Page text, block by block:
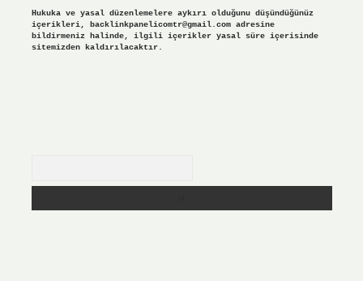
Hukuka ve yasal düzenlemelere aykırı olduğunu düşündüğünüz
içerikleri, backlinkpanelicomtr@gmail.comadresine
bildirmeniz halinde, ilgili içerikler yasal süre içerisinde
sitemizden kaldırılacaktır.